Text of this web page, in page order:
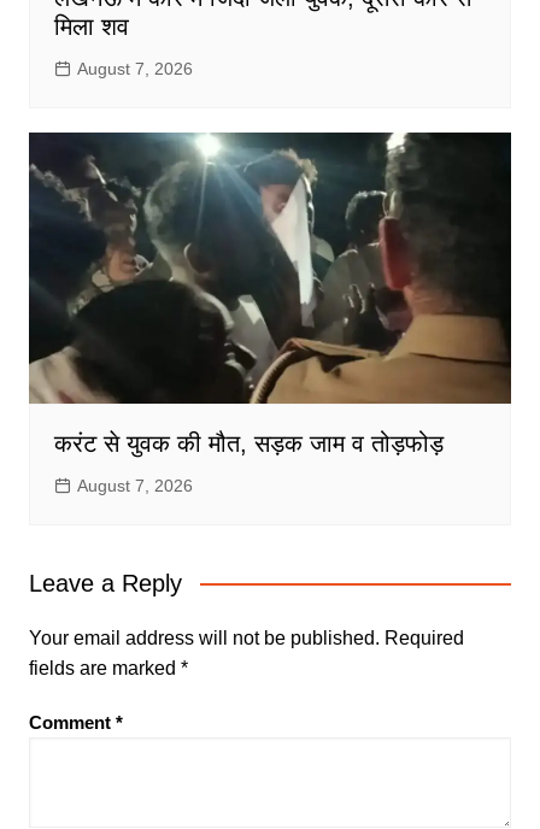
मिला शव
August 7, 2026
करंट से युवक की मौत, सड़क जाम व तोड़फोड़
August 7, 2026
Leave a Reply
Your email address will not be published. Required
fields are marked *
Comment *